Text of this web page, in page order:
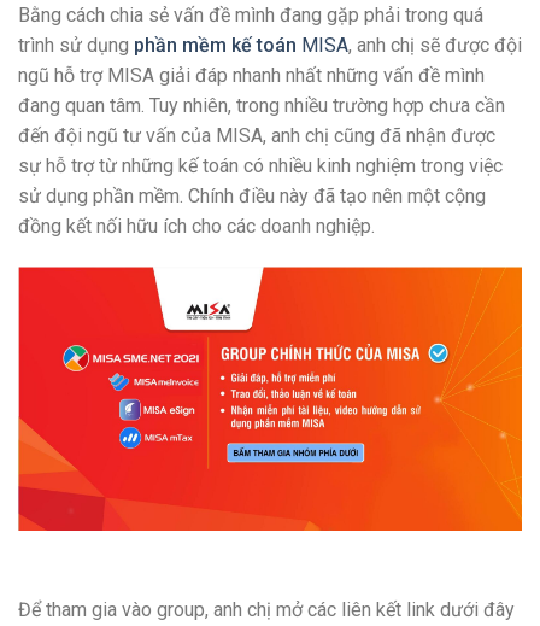
Bằng cách chia sẻ vấn đề mình đang gặp phải trong quá
trình sử dụng phần mềm kế toán MISA, anh chị sẽ được đội
ngũ hỗ trợ MISA giải đáp nhanh nhất những vấn đề mình
đang quan tâm. Tuy nhiên, trong nhiều trường hợp chưa cần
đến đội ngũ tư vấn của MISA, anh chị cũng đã nhận được
sự hỗ trợ từ những kế toán có nhiều kinh nghiệm trong việc
sử dụng phần mềm. Chính điều này đã tạo nên một cộng
đồng kết nối hữu ích cho các doanh nghiệp.
Để tham gia vào group, anh chị mở các liên kết link dưới đây